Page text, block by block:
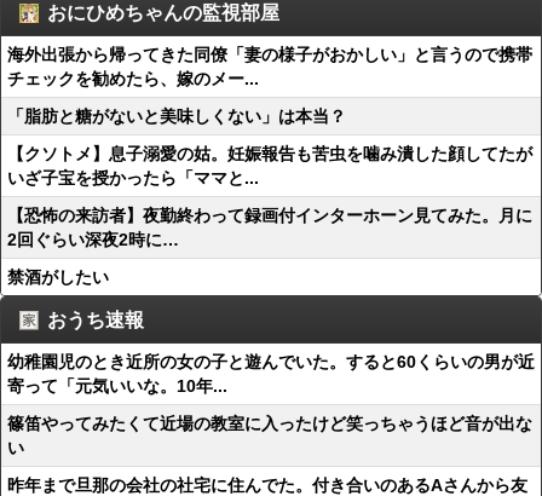
おにひめちゃんの監視部屋
海外出張から帰ってきた同僚「妻の様子がおかしい」と言うので携帯
チェックを勧めたら、嫁のメー...
「脂肪と糖がないと美味しくない」は本当？
【クソトメ】息子溺愛の姑。妊娠報告も苦虫を噛み潰した顔してたが
いざ子宝を授かったら「ママと...
【恐怖の来訪者】夜勤終わって録画付インターホーン見てみた。月に
2回ぐらい深夜2時に…
禁酒がしたい
おうち速報
幼稚園児のとき近所の女の子と遊んでいた。すると60くらいの男が近
寄って「元気いいな。10年...
篠笛やってみたくて近場の教室に入ったけど笑っちゃうほど音が出な
い
昨年まで旦那の会社の社宅に住んでた。付き合いのあるAさんから友